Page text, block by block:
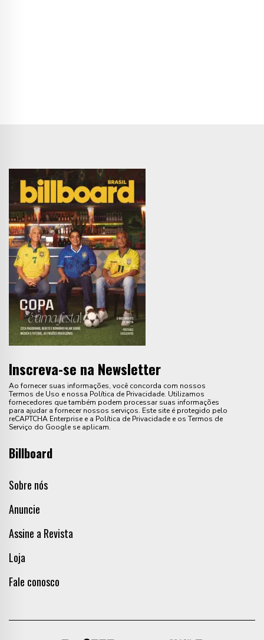
Inscreva-se na Newsletter
Ao fornecer suas informações, você concorda com nossos
Termos de Uso e nossa Política de Privacidade. Utilizamos
fornecedores que também podem processar suas informações
para ajudar a fornecer nossos serviços. Este site é protegido pelo
reCAPTCHA Enterprise e a Política de Privacidade e os Termos de
Serviço do Google se aplicam.
Billboard
Sobre nós
Anuncie
Assine a Revista
Loja
Fale conosco